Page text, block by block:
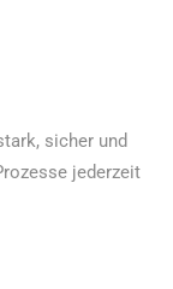
sicher und
jederzeit